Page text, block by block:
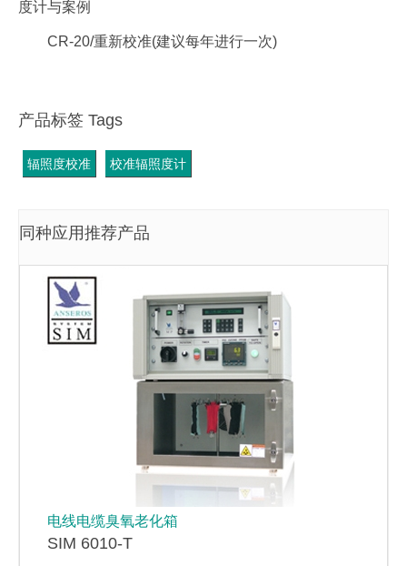
度计与案例
CR-20/重新校准(建议每年进行一次)
产品标签 Tags
辐照度校准 校准辐照度计
同种应用推荐产品
电线电缆臭氧老化箱
SIM 6010-T